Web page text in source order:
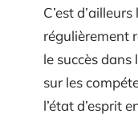
C’est
régulièrement
le succès
sur les
l’état d’esprit